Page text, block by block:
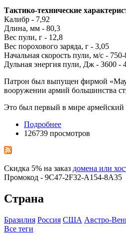
Тактико-технические
Калибр - 7,92
Длина, мм - 80,3
Вес пули, г - 12,8
Вес порохового заряда, г - 3,05
Начальная скорость пули, м/с -
Дульная энергия пули, Дж - 3600 -
Патрон был выпущен фирмой
вооружении армий большинства
Это был первый в мире армейский
Подробнее
126739 просмотров
Скидка 5% на заказ домена или
Промокод - 9C47-2F32-A154-8A35
Страна
Бразилия Росcия США Австро-
Все теги